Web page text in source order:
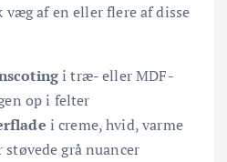
væg af en eller flere af disse
i træ- eller MDF-
op i felter
i creme, hvid, varme
grå nuancer